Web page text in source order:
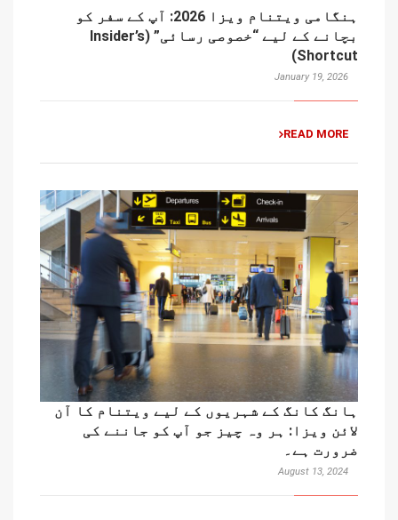
ہنگامی ویتنام ویزا 2026: آپ کے سفر کو
بچانے کے لیے “خصوصی رسائی” (Insider’s
Shortcut)
January 19, 2026
READ MORE
ہانگ کانگ کے شہریوں کے لیے ویتنام کا آن
لائن ویزا: ہر وہ چیز جو آپ کو جاننے کی
ضرورت ہے۔
August 13, 2024